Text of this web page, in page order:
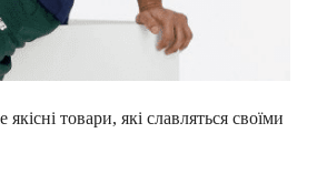
товари, які славляться своїми